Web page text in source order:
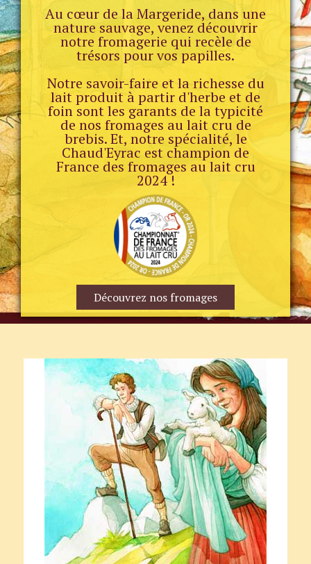
Au cœur de la Margeride, dans une
nature sauvage, venez découvrir
notre fromagerie qui recèle de
trésors pour vos papilles.
Notre savoir-faire et la richesse du
lait produit à partir d'herbe et de
foin sont les garants de la typicité
de nos fromages au lait cru de
brebis. Et, notre spécialité, le
Chaud'Eyrac est champion de
France des fromages au lait cru
2024 !
Découvrez nos fromages